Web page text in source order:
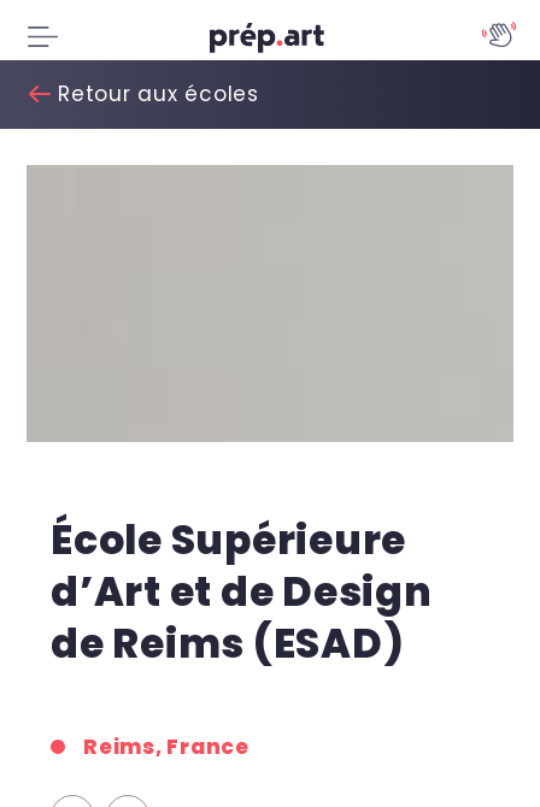
Retour aux écoles
École Supérieure
d’Art et de Design
de Reims (ESAD)
Reims, France